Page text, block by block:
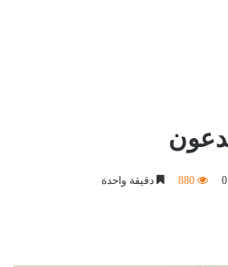
0
880 دقيقة واحدة